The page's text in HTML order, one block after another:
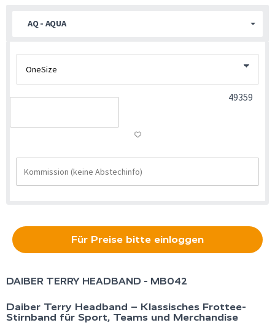
AQ - AQUA
49359
Für Preise bitte einloggen
DAIBER TERRY HEADBAND - MB042
Daiber Terry Headband – Klassisches Frottee-
Stirnband für Sport, Teams und Merchandise